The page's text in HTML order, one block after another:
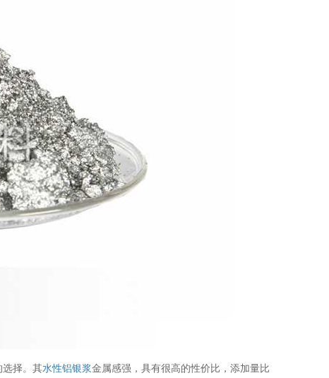
选择。其水性铝银浆金属感强，具有很高的性价比，添加量比